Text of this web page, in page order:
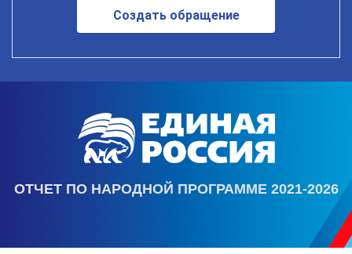
Создать обращение
ОТЧЕТ ПО НАРОДНОЙ ПРОГРАММЕ 2021-2026